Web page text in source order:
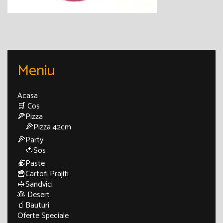
Meniu
Acasa
🛒 Cos
🍕Pizza
🍕Pizza 42cm
🍕Party
🍅Sos
🍝Paste
🍟Cartofi Prajiti
🥪Sandvici
🥞 Desert
🧃Bauturi
Oferte Speciale